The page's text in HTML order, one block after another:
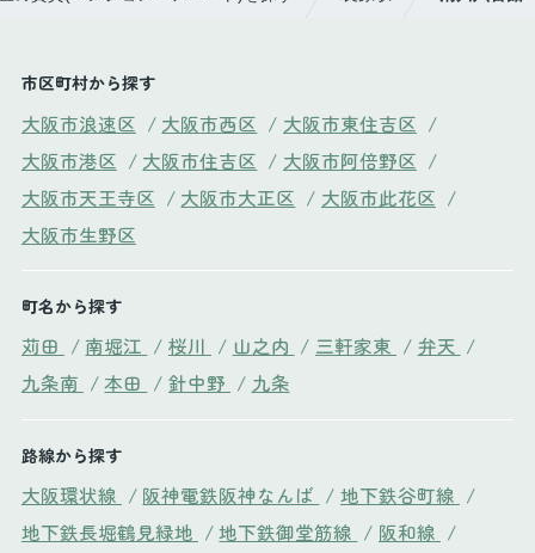
市区町村から探す
大阪市浪速区 / 大阪市西区 / 大阪市東住吉区 /
大阪市港区 / 大阪市住吉区 / 大阪市阿倍野区 /
大阪市天王寺区 / 大阪市大正区 / 大阪市此花区 /
大阪市生野区
町名から探す
苅田 / 南堀江 / 桜川 / 山之内 / 三軒家東 / 弁天 /
九条南 / 本田 / 針中野 / 九条
路線から探す
大阪環状線 / 阪神電鉄阪神なんば / 地下鉄谷町線 /
地下鉄長堀鶴見緑地 / 地下鉄御堂筋線 / 阪和線 /